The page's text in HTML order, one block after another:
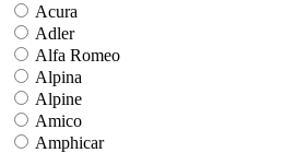
Acura
Adler
Alfa Romeo
Alpina
Alpine
Amico
Amphicar